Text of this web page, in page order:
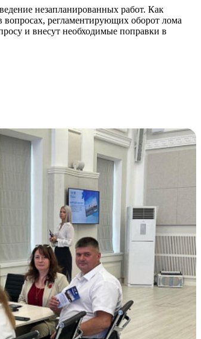
незапланированных работ. Как
вопросах, регламентирующих оборот лома
и внесут необходимые поправки в